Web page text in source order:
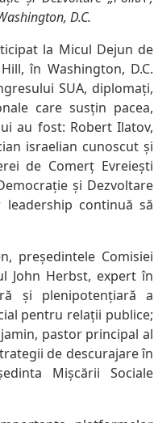
D.C.
la Micul Dejun de
în Washington, D.C.
SUA, diplomați,
care susțin pacea,
au fost: Robert Ilatov,
israelian cunoscut și
de Comerț Evreiești
și Dezvoltare
leadership continuă să
președintele Comisiei
John Herbst, expert în
și plenipotențiară a
pentru relații publice;
pastor principal al
de descurajare în
Mișcării Sociale